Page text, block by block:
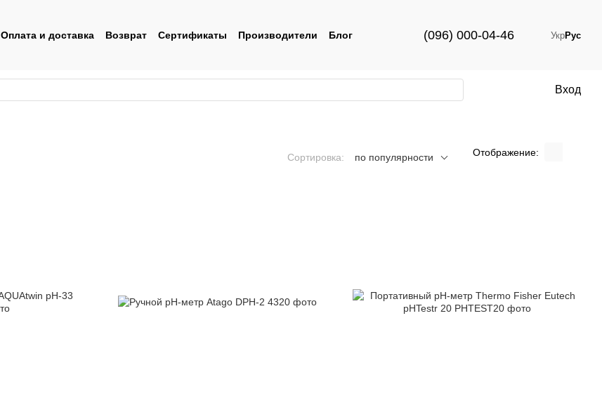
Оплата и доставка Возврат Сертификаты Производители
Блог
(096) 000-04-46 УкрРус
Вход
Сортировка: по популярности Отображение: